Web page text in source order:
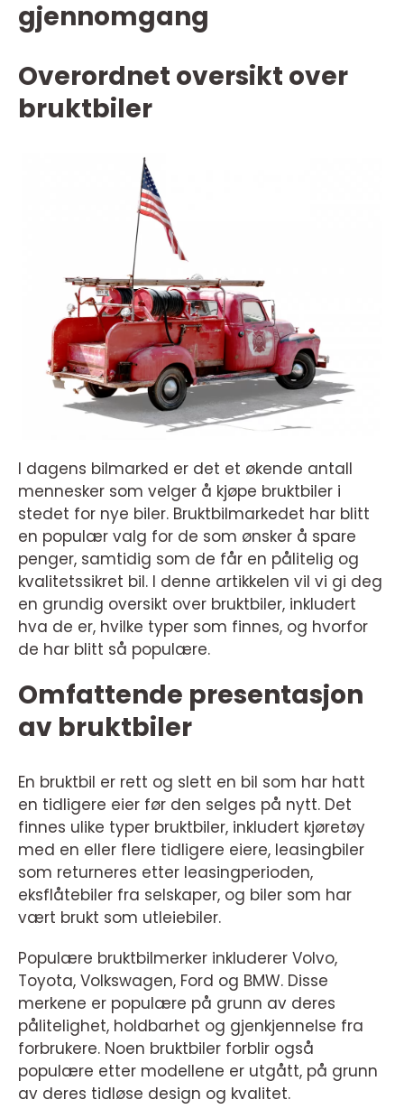
gjennomgang
Overordnet oversikt over
bruktbiler
I dagens bilmarked er det et økende antall
mennesker som velger å kjøpe bruktbiler i
stedet for nye biler. Bruktbilmarkedet har blitt
en populær valg for de som ønsker å spare
penger, samtidig som de får en pålitelig og
kvalitetssikret bil. I denne artikkelen vil vi gi deg
en grundig oversikt over bruktbiler, inkludert
hva de er, hvilke typer som finnes, og hvorfor
de har blitt så populære.
Omfattende presentasjon
av bruktbiler
En bruktbil er rett og slett en bil som har hatt
en tidligere eier før den selges på nytt. Det
finnes ulike typer bruktbiler, inkludert kjøretøy
med en eller flere tidligere eiere, leasingbiler
som returneres etter leasingperioden,
eksflåtebiler fra selskaper, og biler som har
vært brukt som utleiebiler.
Populære bruktbilmerker inkluderer Volvo,
Toyota, Volkswagen, Ford og BMW. Disse
merkene er populære på grunn av deres
pålitelighet, holdbarhet og gjenkjennelse fra
forbrukere. Noen bruktbiler forblir også
populære etter modellene er utgått, på grunn
av deres tidløse design og kvalitet.